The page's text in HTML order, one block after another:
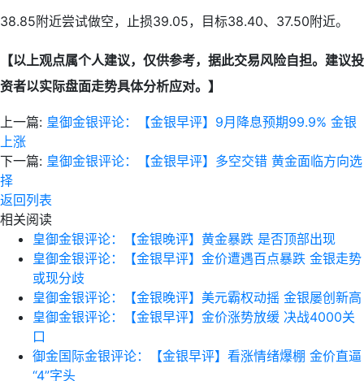
38.85附近尝试做空，止损39.05，目标38.40、37.50附近。
【以上观点属个人建议，仅供参考，据此交易风险自担。建议投
资者以实际盘面走势具体分析应对。】
上一篇: 皇御金银评论：【金银早评】9月降息预期99.9% 金银
上涨
下一篇: 皇御金银评论：【金银早评】多空交错 黄金面临方向选
择
返回列表
相关阅读
皇御金银评论：【金银晚评】黄金暴跌 是否顶部出现
皇御金银评论：【金银早评】金价遭遇百点暴跌 金银走势
或现分歧
皇御金银评论：【金银晚评】美元霸权动摇 金银屡创新高
皇御金银评论：【金银早评】金价涨势放缓 决战4000关
口
御金国际金银评论：【金银早评】看涨情绪爆棚 金价直逼
“4”字头